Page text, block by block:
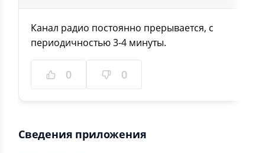
Канал радио постоянно прерывается, с
периодичностью 3-4 минуты.
0 0
Сведения приложения